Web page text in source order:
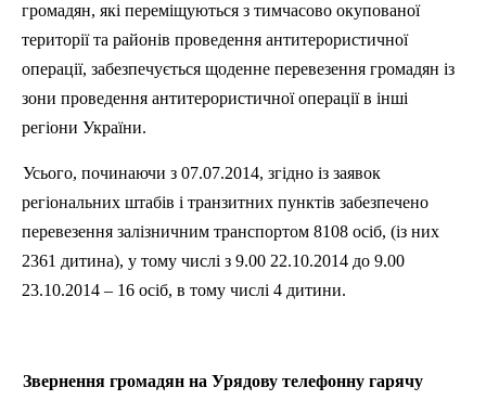
громадян, які переміщуються з тимчасово окупованої
території та районів проведення антитерористичної
операції, забезпечується щоденне перевезення громадян із
зони проведення антитерористичної операції в інші
регіони України.
Усього, починаючи з 07.07.2014, згідно із заявок
регіональних штабів і транзитних пунктів забезпечено
перевезення залізничним транспортом 8108 осіб, (із них
2361 дитина), у тому числі з 9.00 22.10.2014 до 9.00
23.10.2014 – 16 осіб, в тому числі 4 дитини.
Звернення громадян на Урядову телефонну гарячу